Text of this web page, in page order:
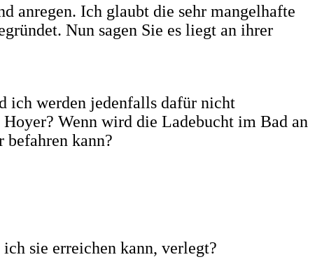
anregen. Ich glaubt die sehr mangelhafte
Nun sagen Sie es liegt an ihrer
ich werden jedenfalls dafür nicht
Wenn wird die Ladebucht im Bad an
befahren kann?
sie erreichen kann, verlegt?